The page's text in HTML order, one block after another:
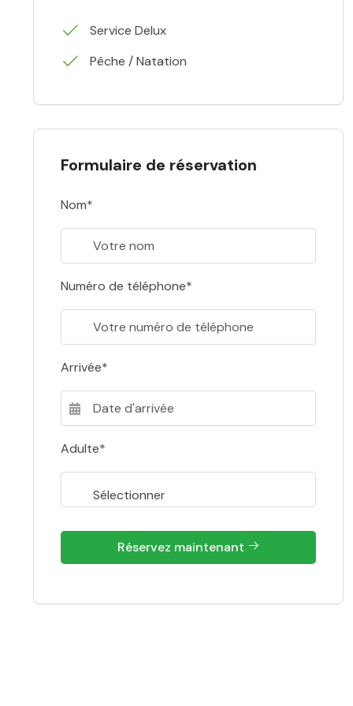
Service Delux
Pêche / Natation
Formulaire de réservation
Nom*
Numéro de téléphone*
Arrivée*
Adulte*
Réservez maintenant